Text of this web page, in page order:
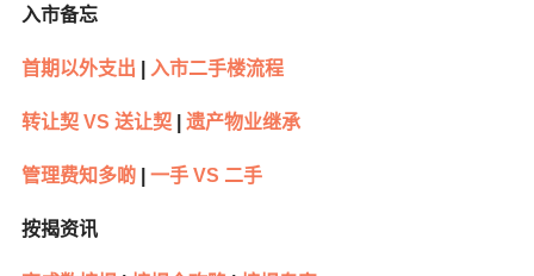
入市备忘
首期以外支出 入市二手楼流程
转让契 VS 送让契| 遗产物业继承
管理费知多啲| 一手 VS 二手
按揭资讯